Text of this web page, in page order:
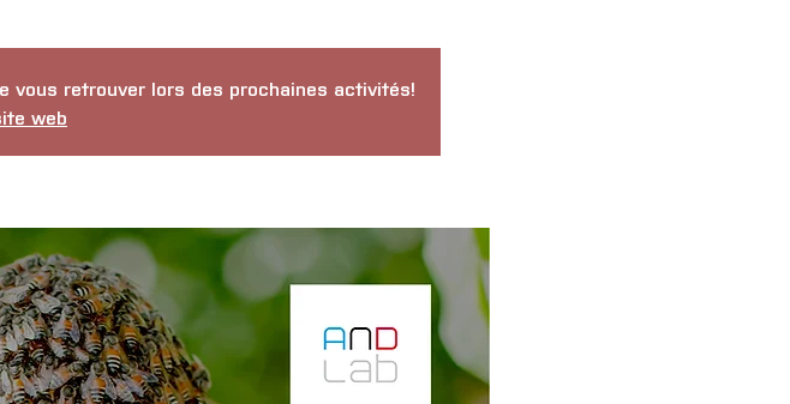
vous retrouver lors des prochaines activités!
web